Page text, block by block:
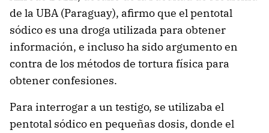
de la UBA (Paraguay), afirmo que el pentotal
sódico es una droga utilizada para obtener
información, e incluso ha sido argumento en
contra de los métodos de tortura física para
obtener confesiones.
Para interrogar a un testigo, se utilizaba el
pentotal sódico en pequeñas dosis, donde el